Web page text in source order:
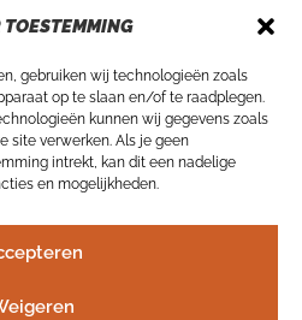
TOESTEMMING
gebruiken wij technologieën zoals
op te slaan en/of te raadplegen.
kunnen wij gegevens zoals
site verwerken. Als je geen
intrekt, kan dit een nadelige
en mogelijkheden.
& Padel
Spakenburg